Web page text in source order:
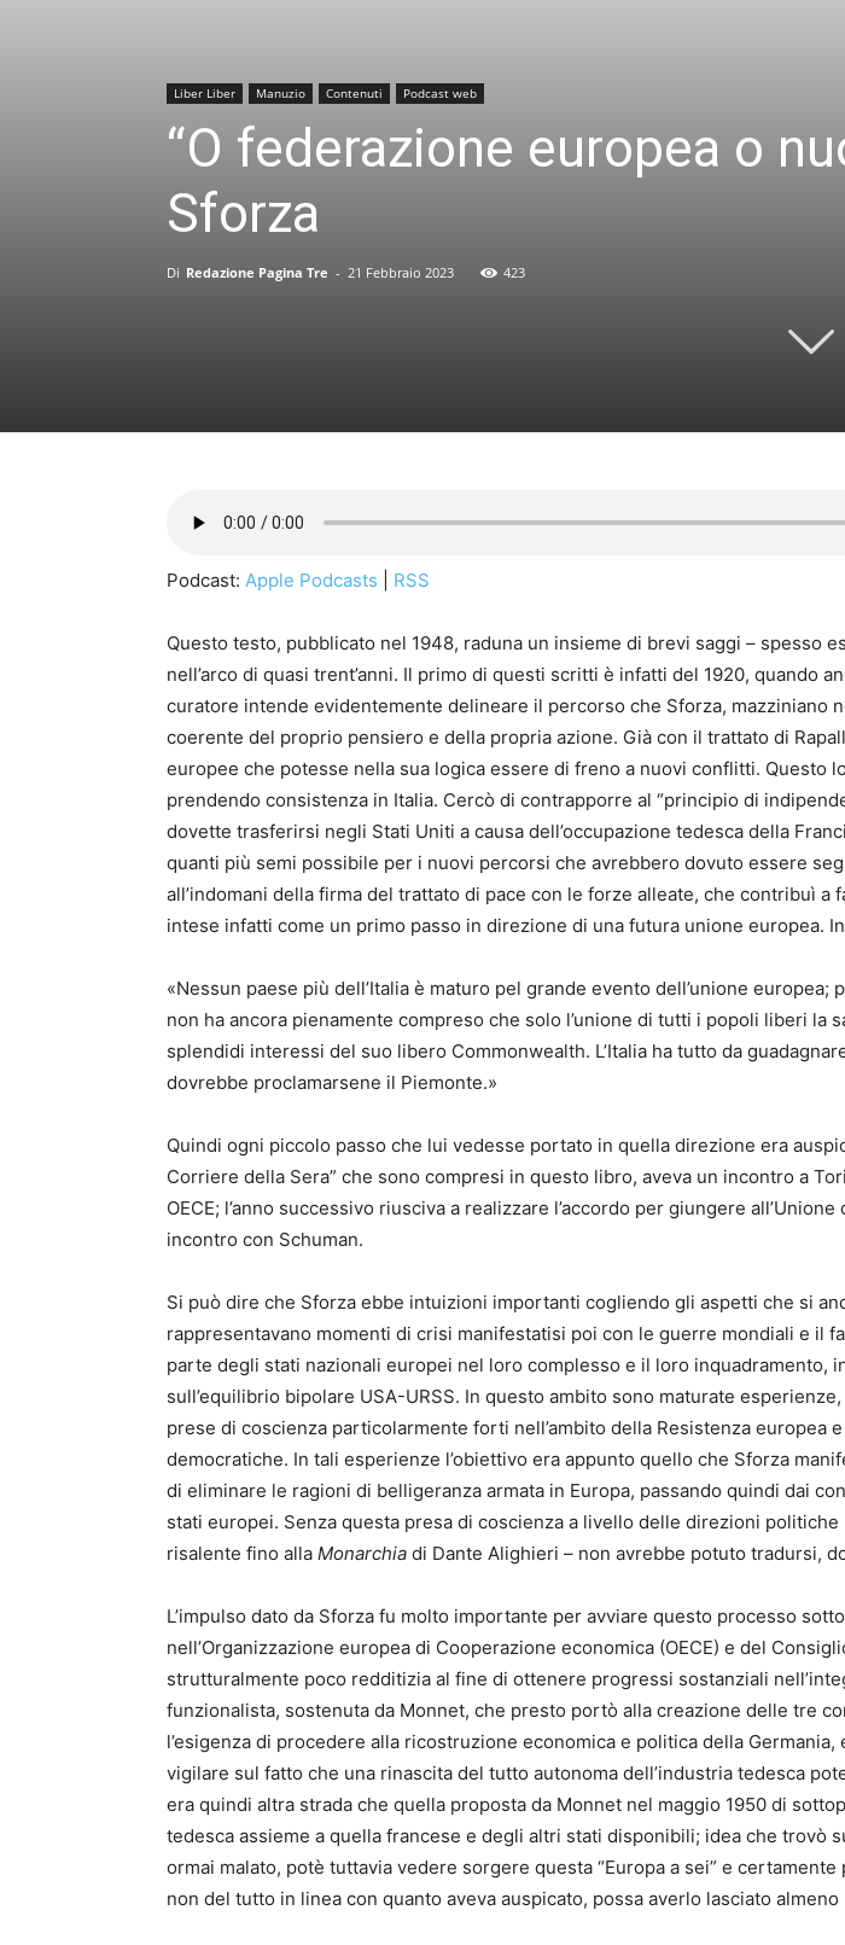
Liber Liber Manuzio Contenuti Podcast web
“O federazione europea o
Sforza
Di Redazione Pagina Tre - 21 Febbraio 2023 423
Podcast: Apple Podcasts RSS
Questo testo, pubblicato nel 1948, raduna un insieme di brevi saggi –
nell’arco di quasi trent’anni. Il primo di questi scritti è infatti del 1920, quando
curatore intende evidentemente delineare il percorso che Sforza, mazziniano
coerente del proprio pensiero e della propria azione. Già con il trattato di
europee che potesse nella sua logica essere di freno a nuovi conflitti. Questo
prendendo consistenza in Italia. Cercò di contrapporre al “principio di
dovette trasferirsi negli Stati Uniti a causa dell’occupazione tedesca della
quanti più semi possibile per i nuovi percorsi che avrebbero dovuto essere
all’indomani della firma del trattato di pace con le forze alleate, che contribuì
intese infatti come un primo passo in direzione di una futura unione europea. In
«Nessun paese più dell’Italia è maturo pel grande evento dell’unione
non ha ancora pienamente compreso che solo l’unione di tutti i popoli liberi la
splendidi interessi del suo libero Commonwealth. L’Italia ha tutto da
dovrebbe proclamarsene il Piemonte.»
Quindi ogni piccolo passo che lui vedesse portato in quella direzione era
Corriere della Sera” che sono compresi in questo libro, aveva un incontro a
OECE; l’anno successivo riusciva a realizzare l’accordo per giungere
incontro con Schuman.
Si può dire che Sforza ebbe intuizioni importanti cogliendo gli aspetti che si
rappresentavano momenti di crisi manifestatisi poi con le guerre mondiali e il
parte degli stati nazionali europei nel loro complesso e il loro inquadramento,
sull’equilibrio bipolare USA-URSS. In questo ambito sono maturate
prese di coscienza particolarmente forti nell’ambito della Resistenza europea
democratiche. In tali esperienze l’obiettivo era appunto quello che Sforza
di eliminare le ragioni di belligeranza armata in Europa, passando quindi dai
stati europei. Senza questa presa di coscienza a livello delle direzioni
risalente fino alla Monarchia di Dante Alighieri – non avrebbe potuto tradursi,
L’impulso dato da Sforza fu molto importante per avviare questo processo
nell’Organizzazione europea di Cooperazione economica (OECE) e del
strutturalmente poco redditizia al fine di ottenere progressi sostanziali
funzionalista, sostenuta da Monnet, che presto portò alla creazione delle tre
l’esigenza di procedere alla ricostruzione economica e politica della
vigilare sul fatto che una rinascita del tutto autonoma dell’industria tedesca
era quindi altra strada che quella proposta da Monnet nel maggio 1950 di
tedesca assieme a quella francese e degli altri stati disponibili; idea che trovò
ormai malato, potè tuttavia vedere sorgere questa “Europa a sei” e
non del tutto in linea con quanto aveva auspicato, possa averlo lasciato